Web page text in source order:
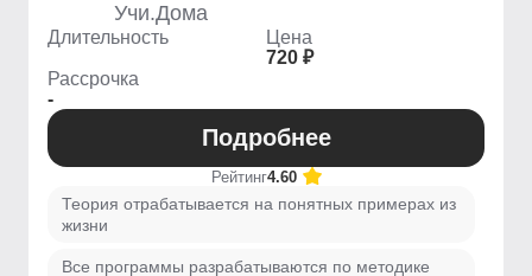
Учи.Дома
Длительность
Цена
720 ₽
Рассрочка
-
Подробнее
Рейтинг4.60
Теория отрабатывается на понятных примерах из
жизни
Все программы разрабатываются по методике